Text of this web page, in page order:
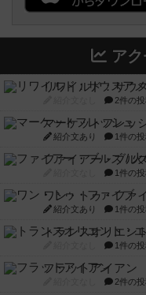
ア
リワイルド：サウ
2件の
マーケットフレッ
紹介文あり 1件の
ファイアー・ブル
1件の
ワン・トゥ・ファ
紹介文あり 1件の
トランスオリエン
1件の
フラットアイアン
2件の